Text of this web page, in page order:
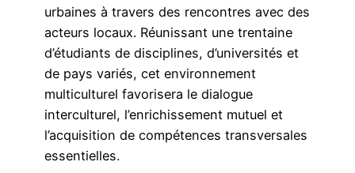
urbaines à travers des rencontres avec des
acteurs locaux. Réunissant une trentaine
d’étudiants de disciplines, d’universités et
de pays variés, cet environnement
multiculturel favorisera le dialogue
interculturel, l’enrichissement mutuel et
l’acquisition de compétences transversales
essentielles.